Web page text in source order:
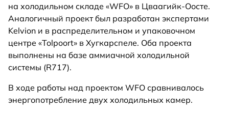
на холодильном складе «WFO» в Цваагийк-Оосте.
Аналогичный проект был разработан экспертами
Kelvion и в распределительном и упаковочном
центре «Tolpoort» в Хугкарспеле. Оба проекта
выполнены на базе аммиачной холодильной
системы (R717).
В ходе работы над проектом WFO сравнивалось
энергопотребление двух холодильных камер.